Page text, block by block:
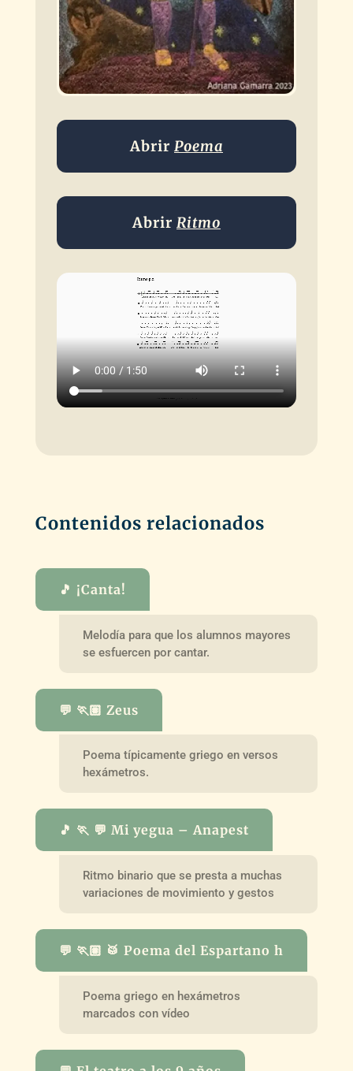
Abrir Poema
Abrir Ritmo
Contenidos relacionados
🎵 ¡Canta!
Melodía para que los alumnos mayores
se esfuercen por cantar.
💬 🏃🏽 Zeus
Poema típicamente griego en versos
hexámetros.
🎵 🏃 💬 Mi yegua – Anapest
Ritmo binario que se presta a muchas
variaciones de movimiento y gestos
💬 🏃🏽 🥁 Poema del Espartano h
Poema griego en hexámetros
marcados con vídeo